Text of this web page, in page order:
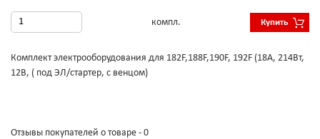
компл. Купить
Комплект электрооборудования для 182F,188F,190F, 192F (18А, 214Вт,
12В, ( под ЭЛ/стартер, с венцом)
Отзывы покупателей о товаре - 0